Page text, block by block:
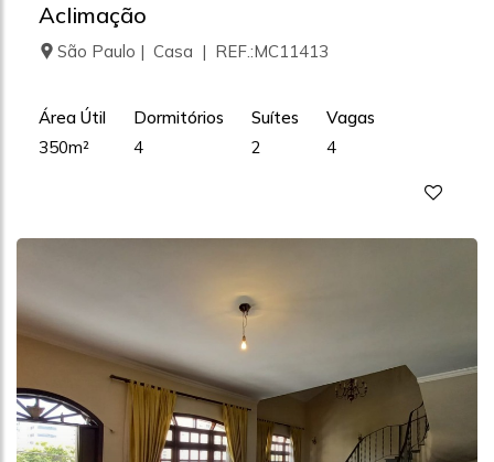
Aclimação
São Paulo | Casa | REF.:MC11413
Área Útil
350m²
Dormitórios
4
Suítes
2
Vagas
4